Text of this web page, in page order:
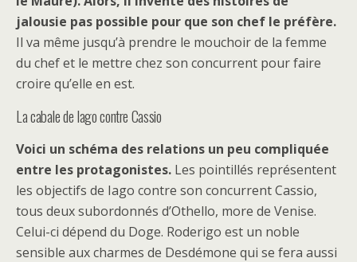
jalousie pas possible pour que son chef le préfère.
Il va même jusqu’à prendre le mouchoir de la femme
du chef et le mettre chez son concurrent pour faire
croire qu’elle en est.
La cabale de Iago contre Cassio
Voici un schéma des relations un peu compliquée
entre les protagonistes. Les pointillés représentent
les objectifs de Iago contre son concurrent Cassio,
tous deux subordonnés d’Othello, more de Venise.
Celui-ci dépend du Doge. Roderigo est un noble
sensible aux charmes de Desdémone qui se fera aussi